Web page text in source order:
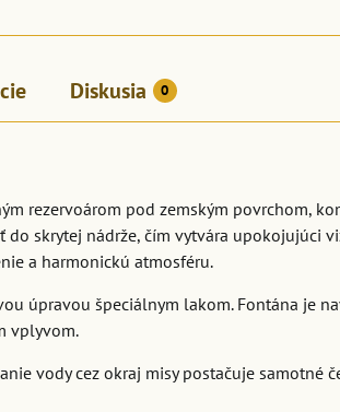
Diskusia 0
rezervoárom pod zemským povrchom,
skrytej nádrže, čím vytvára upokojujúci
a harmonickú atmosféru.
úpravou špeciálnym lakom. Fontána je
vplyvom.
vody cez okraj misy postačuje samotné